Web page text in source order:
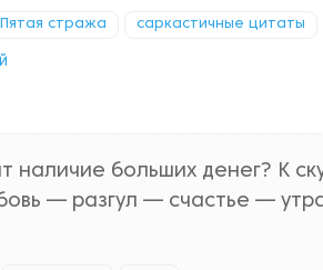
Пятая стража саркастичные цитаты
наличие больших денег? К
— разгул — счастье —